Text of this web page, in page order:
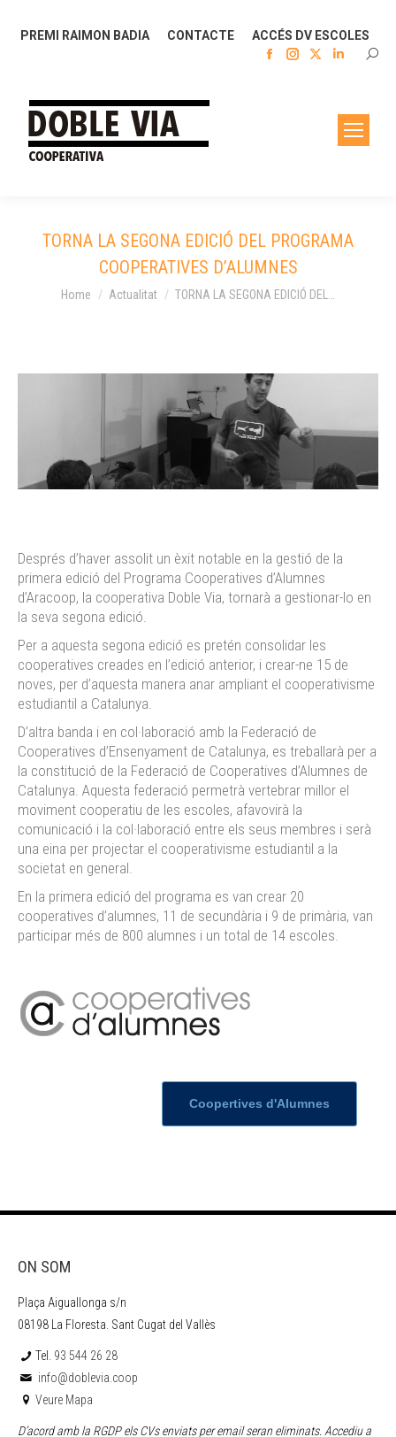
PREMI RAIMON BADIA CONTACTE ACCÉS DV ESCOLES
Facebook
Instagram
window
new
window
Linkedin
in
new
window
TORNA LA SEGONA EDICIÓ DEL PROGRAMA
COOPERATIVES D’ALUMNES
You are here:
Home Actualitat TORNA LA SEGONA EDICIÓ DEL…
Després d’haver assolit un èxit notable en la gestió de la
primera edició del Programa Cooperatives d’Alumnes
d’Aracoop, la cooperativa Doble Via, tornarà a gestionar-lo en
la seva segona edició.
Per a aquesta segona edició es pretén consolidar les
cooperatives creades en l’edició anterior, i crear-ne 15 de
noves, per d’aquesta manera anar ampliant el cooperativisme
estudiantil a Catalunya.
D’altra banda i en col·laboració amb la Federació de
Cooperatives d’Ensenyament de Catalunya, es treballarà per a
la constitució de la Federació de Cooperatives d’Alumnes de
Catalunya. Aquesta federació permetrà vertebrar millor el
moviment cooperatiu de les escoles, afavovirà la
comunicació i la col·laboració entre els seus membres i serà
una eina per projectar el cooperativisme estudiantil a la
societat en general.
En la primera edició del programa es van crear 20
cooperatives d’alumnes, 11 de secundària i 9 de primària, van
participar més de 800 alumnes i un total de 14 escoles.
Coopertives d'Alumnes
ON SOM
Plaça Aiguallonga s/n
08198 La Floresta. Sant Cugat del Vallès
Tel. 93 544 26 28
info@doblevia.coop
Veure Mapa
D’acord amb la RGDP els CVs enviats per email seran eliminats. Accediu a